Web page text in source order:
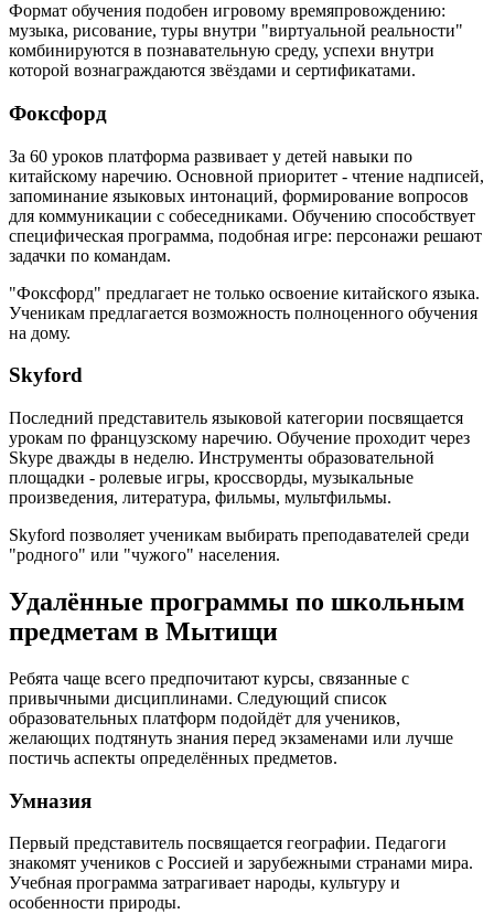
Формат обучения подобен игровому времяпровождению:
музыка, рисование, туры внутри "виртуальной реальности"
комбинируются в познавательную среду, успехи внутри
которой вознаграждаются звёздами и сертификатами.
Фоксфорд
За 60 уроков платформа развивает у детей навыки по
китайскому наречию. Основной приоритет - чтение надписей,
запоминание языковых интонаций, формирование вопросов
для коммуникации с собеседниками. Обучению способствует
специфическая программа, подобная игре: персонажи решают
задачки по командам.
"Фоксфорд" предлагает не только освоение китайского языка.
Ученикам предлагается возможность полноценного обучения
на дому.
Skyford
Последний представитель языковой категории посвящается
урокам по французскому наречию. Обучение проходит через
Skype дважды в неделю. Инструменты образовательной
площадки - ролевые игры, кроссворды, музыкальные
произведения, литература, фильмы, мультфильмы.
Skyford позволяет ученикам выбирать преподавателей среди
"родного" или "чужого" населения.
Удалённые программы по школьным
предметам в Мытищи
Ребята чаще всего предпочитают курсы, связанные с
привычными дисциплинами. Следующий список
образовательных платформ подойдёт для учеников,
желающих подтянуть знания перед экзаменами или лучше
постичь аспекты определённых предметов.
Умназия
Первый представитель посвящается географии. Педагоги
знакомят учеников с Россией и зарубежными странами мира.
Учебная программа затрагивает народы, культуру и
особенности природы.